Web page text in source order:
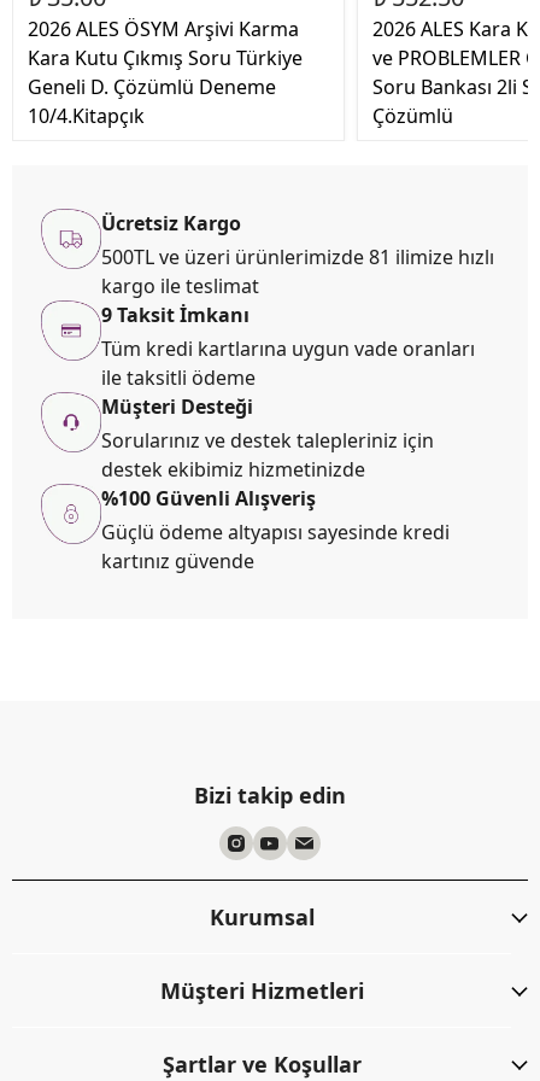
2026 ALES ÖSYM Arşivi Karma
Kara Kutu Çıkmış Soru Türkiye
Geneli D. Çözümlü Deneme
10/4.Kitapçık
2026 ALES Kara
ve PROBLEMLER
Soru Bankası 2li
Çözümlü
Ücretsiz Kargo
500TL ve üzeri ürünlerimizde 81 ilimize hızlı
kargo ile teslimat
9 Taksit İmkanı
Tüm kredi kartlarına uygun vade oranları
ile taksitli ödeme
Müşteri Desteği
Sorularınız ve destek talepleriniz için
destek ekibimiz hizmetinizde
%100 Güvenli Alışveriş
Güçlü ödeme altyapısı sayesinde kredi
kartınız güvende
Bizi takip edin
Kurumsal
Müşteri Hizmetleri
Şartlar ve Koşullar